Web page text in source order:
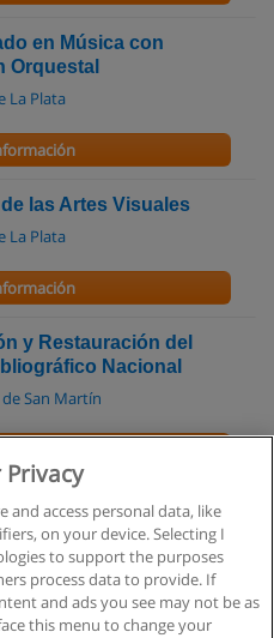
en Música con
Orquestal
La Plata
las Artes Visuales
La Plata
y Restauración del
Nacional
San Martín
Privacy
and access personal data, like
on your device. Selecting I
to support the purposes
process data to provide. If
and ads you see may not be as
this menu to change your